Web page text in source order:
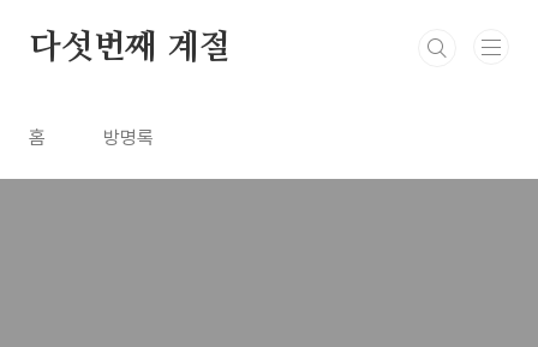
다섯번째 계절
홈 방명록